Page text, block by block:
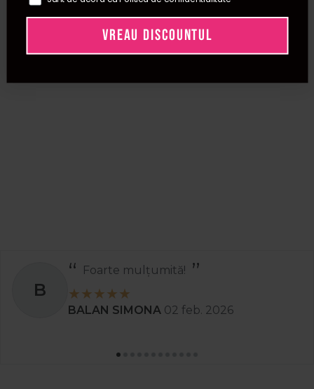
B
Foarte mulțumită!
BALAN SIMONA 02 feb. 2026
VREAU DISCOUNTUL